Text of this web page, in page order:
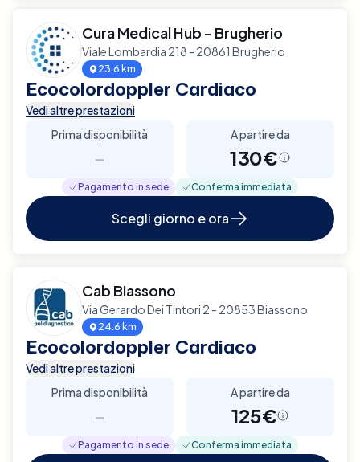
Cura Medical Hub - Brugherio
Viale Lombardia 218 - 20861 Brugherio
23.6 km
Ecocolordoppler Cardiaco
Vedi altre prestazioni
Prima disponibilità
-
A partire da
130€
Pagamento in sede Conferma immediata
Scegli giorno e ora
Cab Biassono
Via Gerardo Dei Tintori 2 - 20853 Biassono
24.6 km
Ecocolordoppler Cardiaco
Vedi altre prestazioni
Prima disponibilità
-
A partire da
125€
Pagamento in sede Conferma immediata